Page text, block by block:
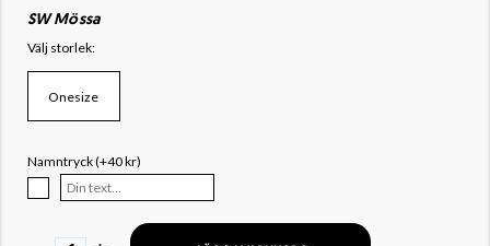
SW Mössa
Välj storlek:
Onesize
Namntryck (+40 kr)